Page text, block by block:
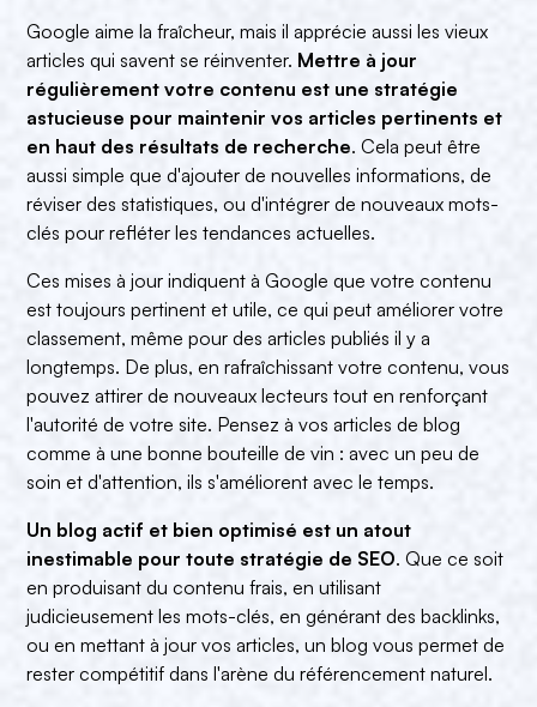
Google aime la fraîcheur, mais il apprécie aussi les vieux
articles qui savent se réinventer. Mettre à jour
régulièrement votre contenu est une stratégie
astucieuse pour maintenir vos articles pertinents et
en haut des résultats de recherche. Cela peut être
aussi simple que d'ajouter de nouvelles informations, de
réviser des statistiques, ou d'intégrer de nouveaux mots-
clés pour refléter les tendances actuelles.
Ces mises à jour indiquent à Google que votre contenu
est toujours pertinent et utile, ce qui peut améliorer votre
classement, même pour des articles publiés il y a
longtemps. De plus, en rafraîchissant votre contenu, vous
pouvez attirer de nouveaux lecteurs tout en renforçant
l'autorité de votre site. Pensez à vos articles de blog
comme à une bonne bouteille de vin : avec un peu de
soin et d'attention, ils s'améliorent avec le temps.
Un blog actif et bien optimisé est un atout
inestimable pour toute stratégie de SEO. Que ce soit
en produisant du contenu frais, en utilisant
judicieusement les mots-clés, en générant des backlinks,
ou en mettant à jour vos articles, un blog vous permet de
rester compétitif dans l'arène du référencement naturel.